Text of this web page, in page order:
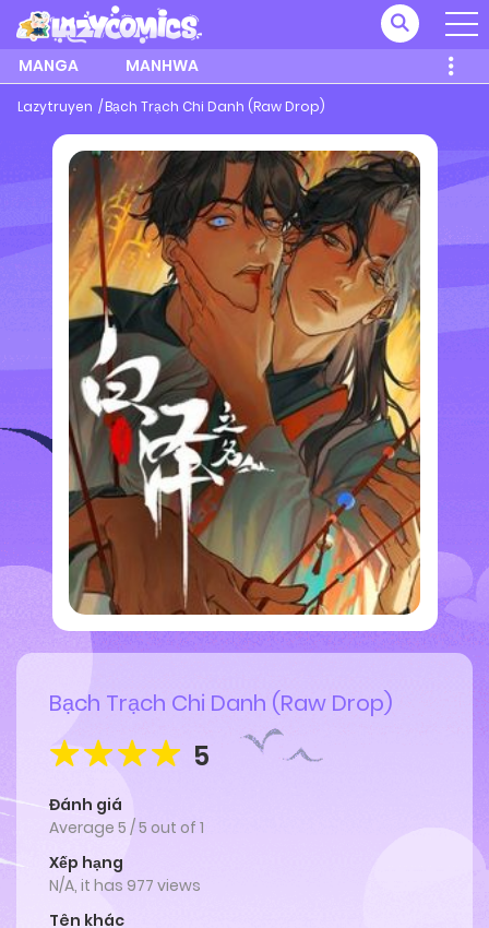
MANGA MANHWA
Lazytruyen Bạch Trạch Chi Danh (Raw Drop)
Bạch Trạch Chi Danh (Raw Drop)
5
Đánh giá
Average 5 /5 out of 1
Xếp hạng
N/A, it has 977 views
Tên khác